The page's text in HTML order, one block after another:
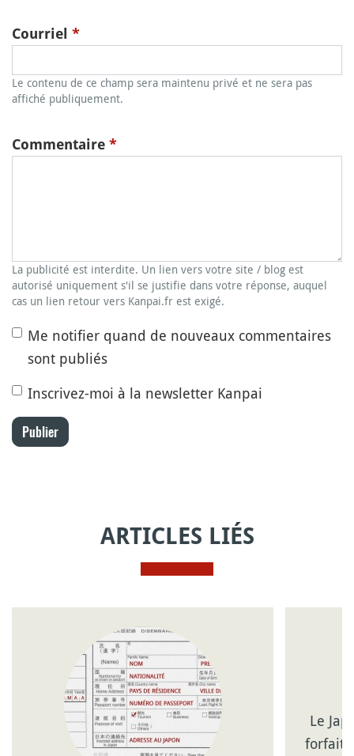
Courriel *
Le contenu de ce champ sera maintenu privé et ne sera pas
affiché publiquement.
Commentaire *
La publicité est interdite. Un lien vers votre site / blog est
autorisé uniquement s'il se justifie dans votre réponse, auquel
cas un lien retour vers Kanpai.fr est exigé.
Me notifier quand de nouveaux commentaires
sont publiés
Inscrivez-moi à la newsletter Kanpai
Publier
ARTICLES LIÉS
Le
forfait